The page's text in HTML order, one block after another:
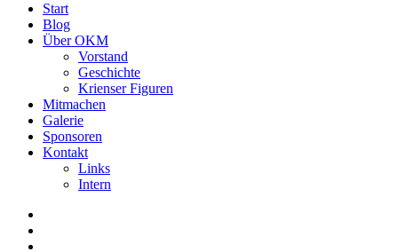
Start
Blog
Über OKM
Vorstand
Geschichte
Krienser Figuren
Mitmachen
Galerie
Sponsoren
Kontakt
Links
Intern